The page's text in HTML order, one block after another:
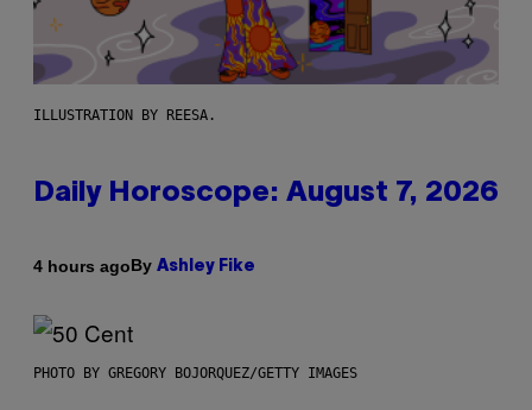
ILLUSTRATION BY REESA.
Daily Horoscope: August 7, 2026
4 hours agoBy Ashley Fike
PHOTO BY GREGORY BOJORQUEZ/GETTY IMAGES